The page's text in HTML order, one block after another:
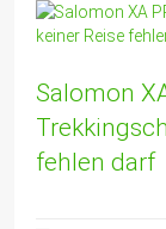
Salomon
fehlen darf